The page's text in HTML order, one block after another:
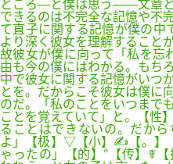
ところ―と僕は思う――文章
できるのは不完全な記憶や不
て直子に関する記憶が僕の中
より深く彼女を理解すること
故彼女が僕に向って「私を忘
由も今の僕にはわかる。もち
中で彼女に関する記憶がいつ
とを。だからこそ彼女は僕に
のだ。「私のことをいつまで
ことを覚えていて」と。【性
ることはできないの。だか
よ」【极】▽【小】✍【。】
ゃったの」【的】°【传】☤